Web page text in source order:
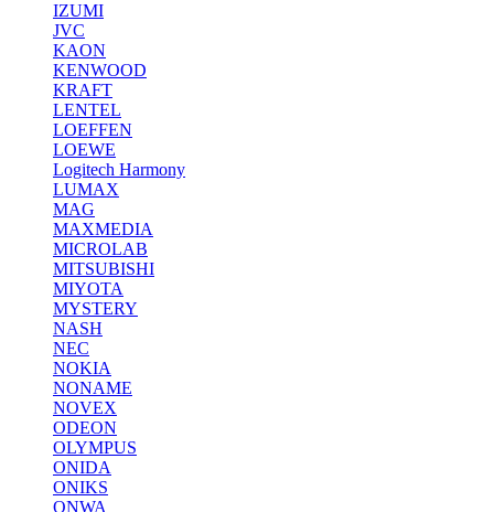
IZUMI
JVC
KAON
KENWOOD
KRAFT
LENTEL
LOEFFEN
LOEWE
Logitech Harmony
LUMAX
MAG
MAXMEDIA
MICROLAB
MITSUBISHI
MIYOTA
MYSTERY
NASH
NEC
NOKIA
NONAME
NOVEX
ODEON
OLYMPUS
ONIDA
ONIKS
ONWA